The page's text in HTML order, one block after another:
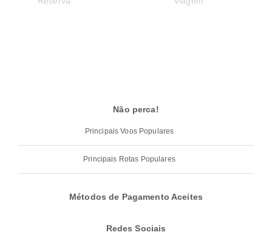
Não perca!
Principais Voos Populares
Principais Rotas Populares
Métodos de Pagamento Aceites
Redes Sociais